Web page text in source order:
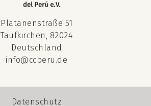
Platanenstraße 51
Taufkirchen, 82024
Deutschland
info@ccperu.de
Datenschutz